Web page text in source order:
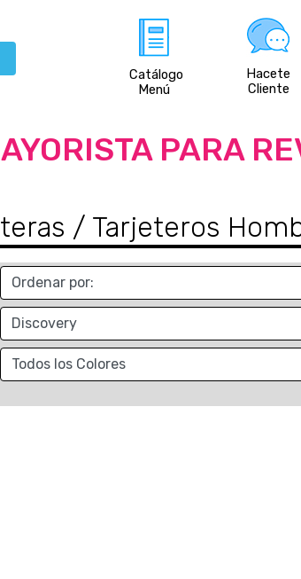
Catálogo
Menú
Hacete
Cliente
PARA
/ Tarjeteros